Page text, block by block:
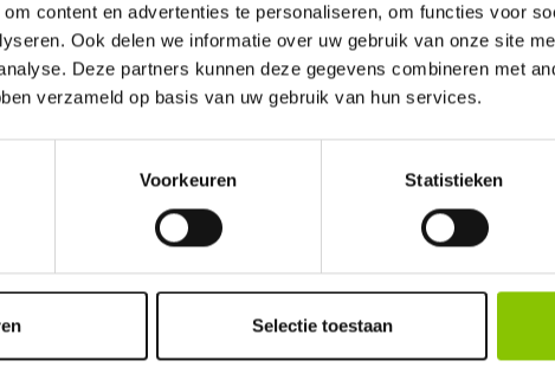
content en advertenties te personaliseren, om functies voor
Ook delen we informatie over uw gebruik van onze site
Deze partners kunnen deze gegevens combineren met
verzameld op basis van uw gebruik van hun services.
Voorkeuren Statistieken
Selectie toestaan
IN DE BUURT
in Nederland,
Cat.F1 of Cat.F2 vuurwerk